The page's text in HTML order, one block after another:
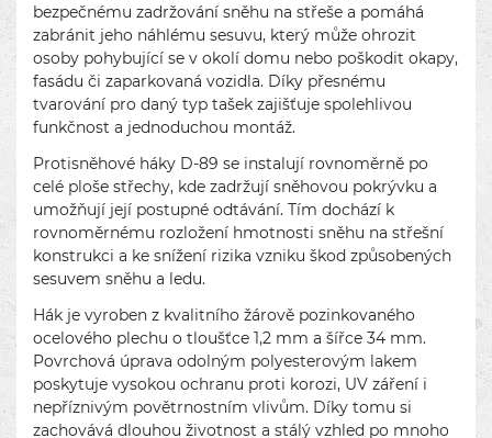
bezpečnému zadržování sněhu na střeše a pomáhá
zabránit jeho náhlému sesuvu, který může ohrozit
osoby pohybující se v okolí domu nebo poškodit okapy,
fasádu či zaparkovaná vozidla. Díky přesnému
tvarování pro daný typ tašek zajišťuje spolehlivou
funkčnost a jednoduchou montáž.
Protisněhové háky D-89 se instalují rovnoměrně po
celé ploše střechy, kde zadržují sněhovou pokrývku a
umožňují její postupné odtávání. Tím dochází k
rovnoměrnému rozložení hmotnosti sněhu na střešní
konstrukci a ke snížení rizika vzniku škod způsobených
sesuvem sněhu a ledu.
Hák je vyroben z kvalitního žárově pozinkovaného
ocelového plechu o tloušťce 1,2 mm a šířce 34 mm.
Povrchová úprava odolným polyesterovým lakem
poskytuje vysokou ochranu proti korozi, UV záření i
nepříznivým povětrnostním vlivům. Díky tomu si
zachovává dlouhou životnost a stálý vzhled po mnoho